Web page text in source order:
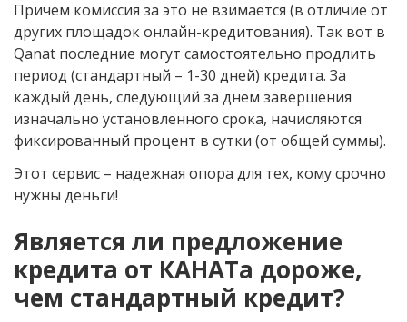
Причем комиссия за это не взимается (в отличие от
других площадок онлайн-кредитования). Так вот в
Qanat последние могут самостоятельно продлить
период (стандартный – 1-30 дней) кредита. За
каждый день, следующий за днем завершения
изначально установленного срока, начисляются
фиксированный процент в сутки (от общей суммы).
Этот сервис – надежная опора для тех, кому срочно
нужны деньги!
Является ли предложение
кредита от КАНАТа дороже,
чем стандартный кредит?